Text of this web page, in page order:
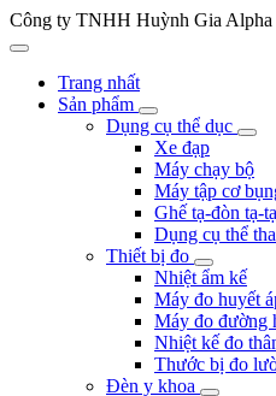
Công ty TNHH Huỳnh Gia Alpha
Trang nhất
Sản phẩm
Dụng cụ thể dục
Xe đạp
Máy chạy bộ
Máy tập cơ
Ghế tạ-đòn tạ-tạ
Dụng cụ thể
Thiết bị đo
Nhiệt ẩm kế
Máy đo huyết
Máy đo đường
Nhiệt kế đo
Thước bị đo
Đèn y khoa